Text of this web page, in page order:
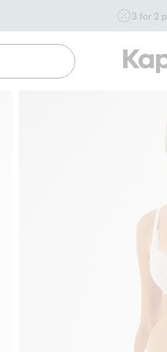
3 for 2
inngår i tilbudet tom. 17/8
eller blir medlem. Kan ikke
eller rabatter.